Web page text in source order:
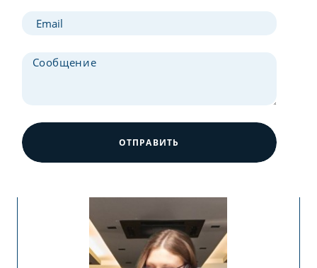
ОТПРАВИТЬ